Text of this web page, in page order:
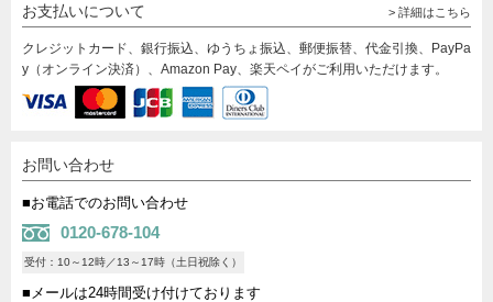
お支払いについて > 詳細はこちら
クレジットカード、銀行振込、ゆうちょ振込、郵便振替、代金引換、PayPa
y（オンライン決済）、Amazon Pay、楽天ペイがご利用いただけます。
お問い合わせ
■お電話でのお問い合わせ
0120-678-104
受付：10～12時／13～17時（土日祝除く）
■メールは24時間受け付けております